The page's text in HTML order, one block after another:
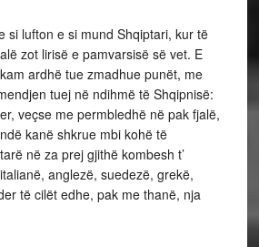
e si mund Shqiptari, kur të
zot lirisë e pamvarsisë së vet. E
ardhë tue zmadhue punët, me
tuej në ndihmë të Shqipnisë:
veçse me permbledhë në pak fjalë,
kanë shkrue mbi kohë të
në za prej gjithë kombesh t’
anglezë, suedezë, grekë,
të cilët edhe, pak me thanë, nja